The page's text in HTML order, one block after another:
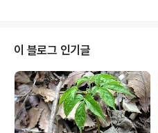
이 블로그 인기글